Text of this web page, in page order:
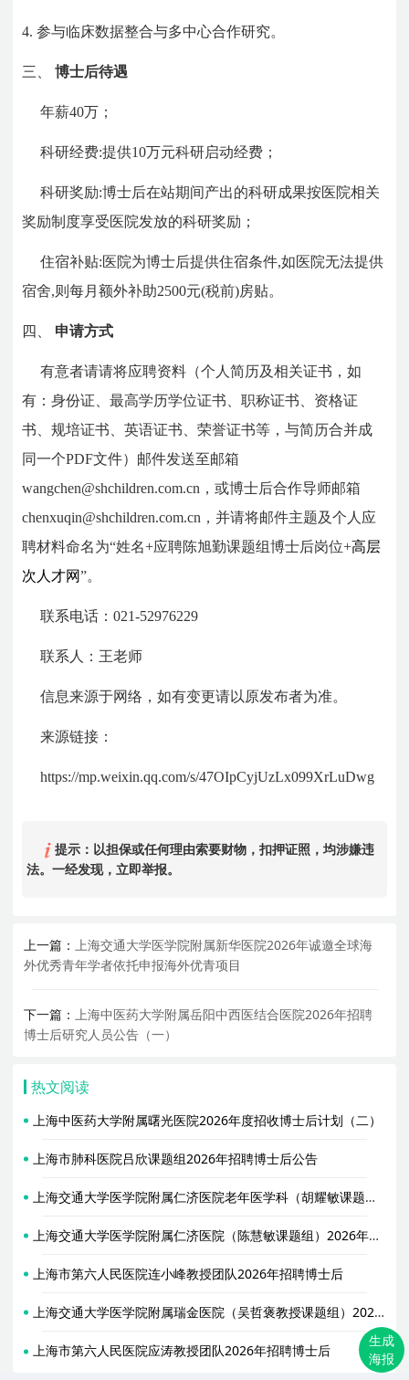
生成
海报
4.参与临床数据整合与多中心合作研究。
三、博士后待遇
年薪40万；
科研经费:提供10万元科研启动经费；
科研奖励:博士后在站期间产出的科研成果按医院相关
奖励制度享受医院发放的科研奖励；
住宿补贴:医院为博士后提供住宿条件,如医院无法提供
宿舍,则每月额外补助2500元(税前)房贴。
四、 申请方式
有意者请请将应聘资料（个人简历及相关证书，如
有：身份证、最高学历学位证书、职称证书、资格证
书、规培证书、英语证书、荣誉证书等，与简历合并成
同一个PDF文件）邮件发送至邮箱
wangchen@shchildren.com.cn，或博士后合作导师邮箱
chenxuqin@shchildren.com.cn，并请将邮件主题及个人应
聘材料命名为“姓名+应聘陈旭勤课题组博士后岗位+高层
次人才网”。
联系电话：021-52976229
联系人：王老师
信息来源于网络，如有变更请以原发布者为准。
来源链接：
https://mp.weixin.qq.com/s/47OIpCyjUzLx099XrLuDwg
提示：以担保或任何理由索要财物，扣押证照，均涉嫌违
法。一经发现，立即举报。
上一篇：
上海交通大学医学院附属新华医院2026年诚邀全球海
外优秀青年学者依托申报海外优青项目
下一篇：
上海中医药大学附属岳阳中西医结合医院2026年招聘
博士后研究人员公告（一）
热文阅读
上海中医药大学附属曙光医院2026年度招收博士后计划（二）
上海市肺科医院吕欣课题组2026年招聘博士后公告
上海交通大学医学院附属仁济医院老年医学科（胡耀敏课题组）2026年招聘博士后
上海交通大学医学院附属仁济医院（陈慧敏课题组）2026年诚聘博士后（长期有效）
上海市第六人民医院连小峰教授团队2026年招聘博士后
上海交通大学医学院附属瑞金医院（吴哲褒教授课题组）2026年招收博士后启事
上海市第六人民医院应涛教授团队2026年招聘博士后